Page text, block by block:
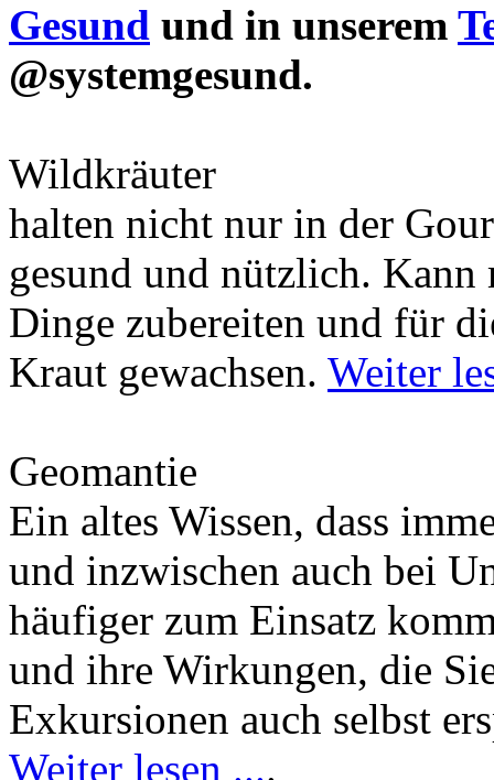
Gesund und in unserem
@systemgesund.
Wildkräuter
halten nicht nur in der
gesund und nützlich.
Dinge zubereiten und für
Kraut gewachsen. Weiter
Geomantie
Ein altes Wissen, dass
und inzwischen auch bei
häufiger zum Einsatz
und ihre Wirkungen, die
Exkursionen auch selbst
Weiter lesen ....